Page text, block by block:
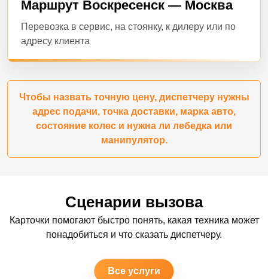
Маршрут Воскресенск — Москва
Перевозка в сервис, на стоянку, к дилеру или по
адресу клиента
Чтобы назвать точную цену, диспетчеру нужны
адрес подачи, точка доставки, марка авто,
состояние колес и нужна ли лебедка или
манипулятор.
Сценарии вызова
Карточки помогают быстро понять, какая техника может
понадобиться и что сказать диспетчеру.
Все услуги